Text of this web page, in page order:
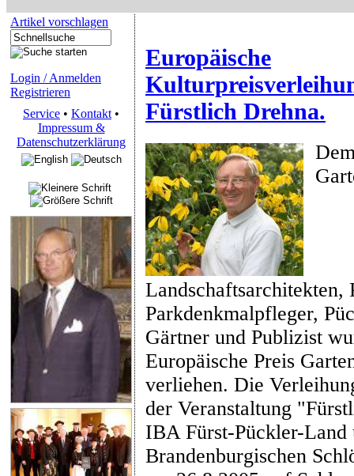
Artikel vorschlagen
Login / Anmelden
Registrieren
Service • Kontakt •
Impressum &
Datenschutzerklärung
Europäische
Fürstlich Drehna.
Landschaftsarchitekten,
Parkdenkmalpfleger,
Gärtner und Publizist
Europäische Preis
verliehen. Die
der Veranstaltung
IBA Fürst-Pückler-Land
Brandenburgischen